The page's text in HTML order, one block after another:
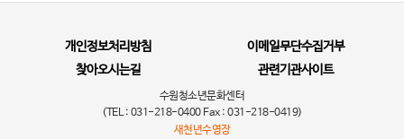
개인정보처리방침
이메일무단수집거부
찾아오시는길
관련기관사이트
수원청소년문화센터
(TEL : 031-218-0400 Fax : 031-218-0419)
새천년수영장